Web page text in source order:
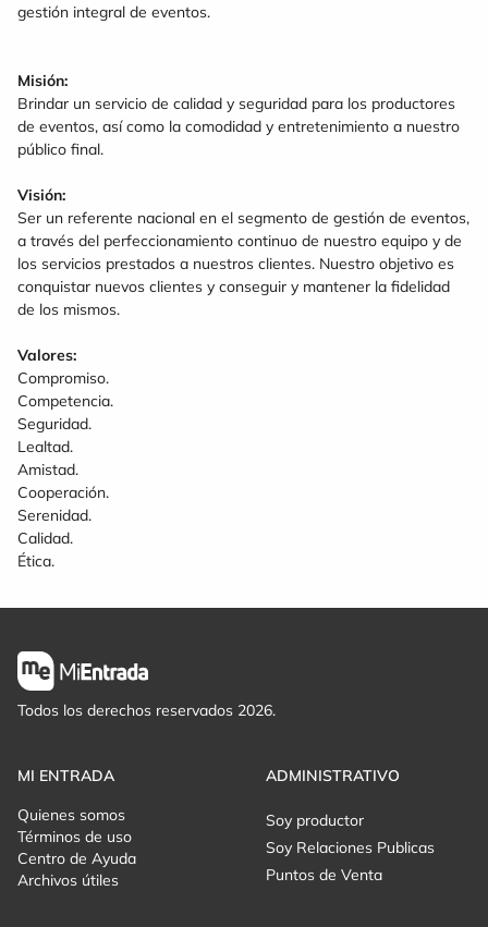
gestión integral de eventos.
Misión:
Brindar un servicio de calidad y seguridad para los productores
de eventos, así como la comodidad y entretenimiento a nuestro
público final.
Visión:
Ser un referente nacional en el segmento de gestión de eventos,
a través del perfeccionamiento continuo de nuestro equipo y de
los servicios prestados a nuestros clientes. Nuestro objetivo es
conquistar nuevos clientes y conseguir y mantener la fidelidad
de los mismos.
Valores:
Compromiso.
Competencia.
Seguridad.
Lealtad.
Amistad.
Cooperación.
Serenidad.
Calidad.
Ética.
Todos los derechos reservados 2026.
MI ENTRADA
Quienes somos
Términos de uso
Centro de Ayuda
Archivos útiles
ADMINISTRATIVO
Soy productor
Soy Relaciones Publicas
Puntos de Venta